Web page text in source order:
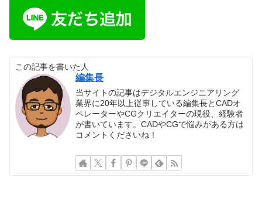
この記事を書いた人
編集長
当サイトの記事はデジタルエンジニアリング
業界に20年以上従事している編集長とCADオ
ペレーターやCGクリエイターの現役、経験者
が書いています。CADやCGで悩みがある方は
コメントくださいね！